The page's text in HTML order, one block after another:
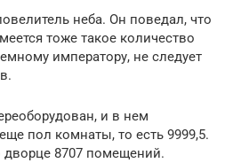
неба. Он поведал, что
тоже такое количество
императору, не следует
и в нем
пол комнаты, то есть 9999,5.
дворце 8707 помещений.